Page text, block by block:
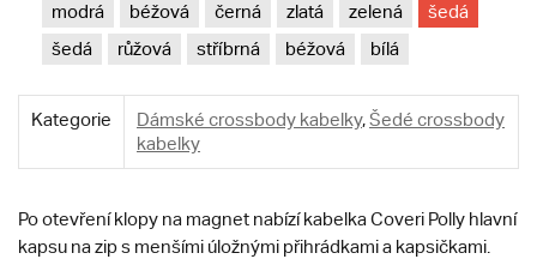
modrá béžová černá zlatá zelená
šedá
šedá
růžová stříbrná béžová bílá
Kategorie Dámské crossbody kabelky,Šedé crossbody
kabelky
Po otevření klopy na magnet nabízí kabelka Coveri Polly hlavní
kapsu na zip s menšími úložnými přihrádkami a kapsičkami.